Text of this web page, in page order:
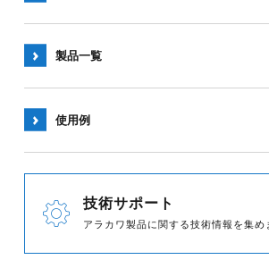
製品一覧
使用例
技術サポート
アラカワ製品に関する技術情報を集め